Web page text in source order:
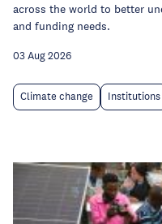
across the world to better
and funding needs.
03 Aug 2026
Climate change Institutions